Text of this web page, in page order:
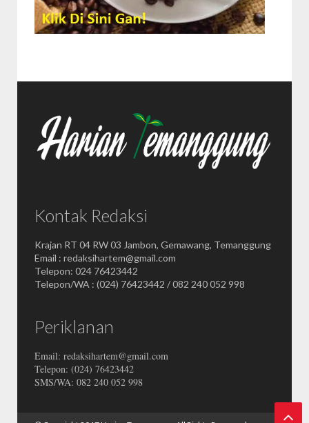
Kontak Redaksi
Krajan RT 04 RW 03 Jambon, Gemawang, Temanggung
Email : redaksihartem@gmail.com
Telepon: 024 76423442
Telepon/WA : (024) 76423442 / 082 240 052 998
Periklanan
Email: redaksihartem@gmail.com
Telepon: (024) 76423442
SMS/WA: 082 240 052 998